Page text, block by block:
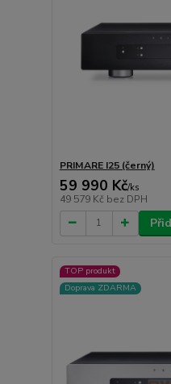
PRIMARE I25 (černý)
59 990 Kč/ks
49 579 Kč bez DPH
TOP produkt
Doprava ZDARMA